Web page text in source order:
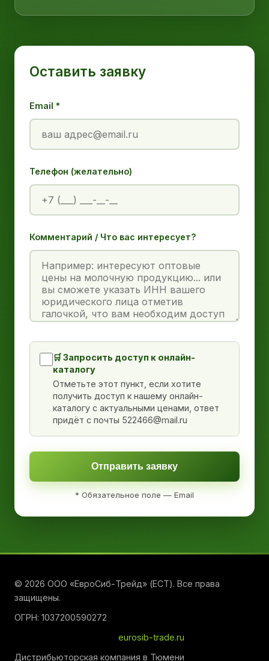
Оставить заявку
Email *
Телефон (желательно)
Комментарий / Что вас интересует?
🛒 Запросить доступ к онлайн-
каталогу
Отметьте этот пункт, если хотите
получить доступ к нашему онлайн-
каталогу с актуальными ценами, ответ
придёт с почты 522466@mail.ru
Отправить заявку
* Обязательное поле — Email
© 2026 ООО «ЕвроСиб-Трейд» (ЕСТ). Все права
защищены.
ОГРН: 1037200590272
eurosib-trade.ru
Дистрибьюторская компания в Тюмени